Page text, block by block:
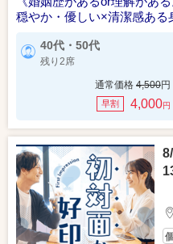
穏やか・優しい×清潔感ある
40代・50代
残り2席
通常価格 4,500円
早割 4,000円